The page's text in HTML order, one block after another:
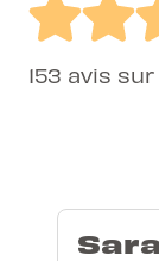
153 avis sur